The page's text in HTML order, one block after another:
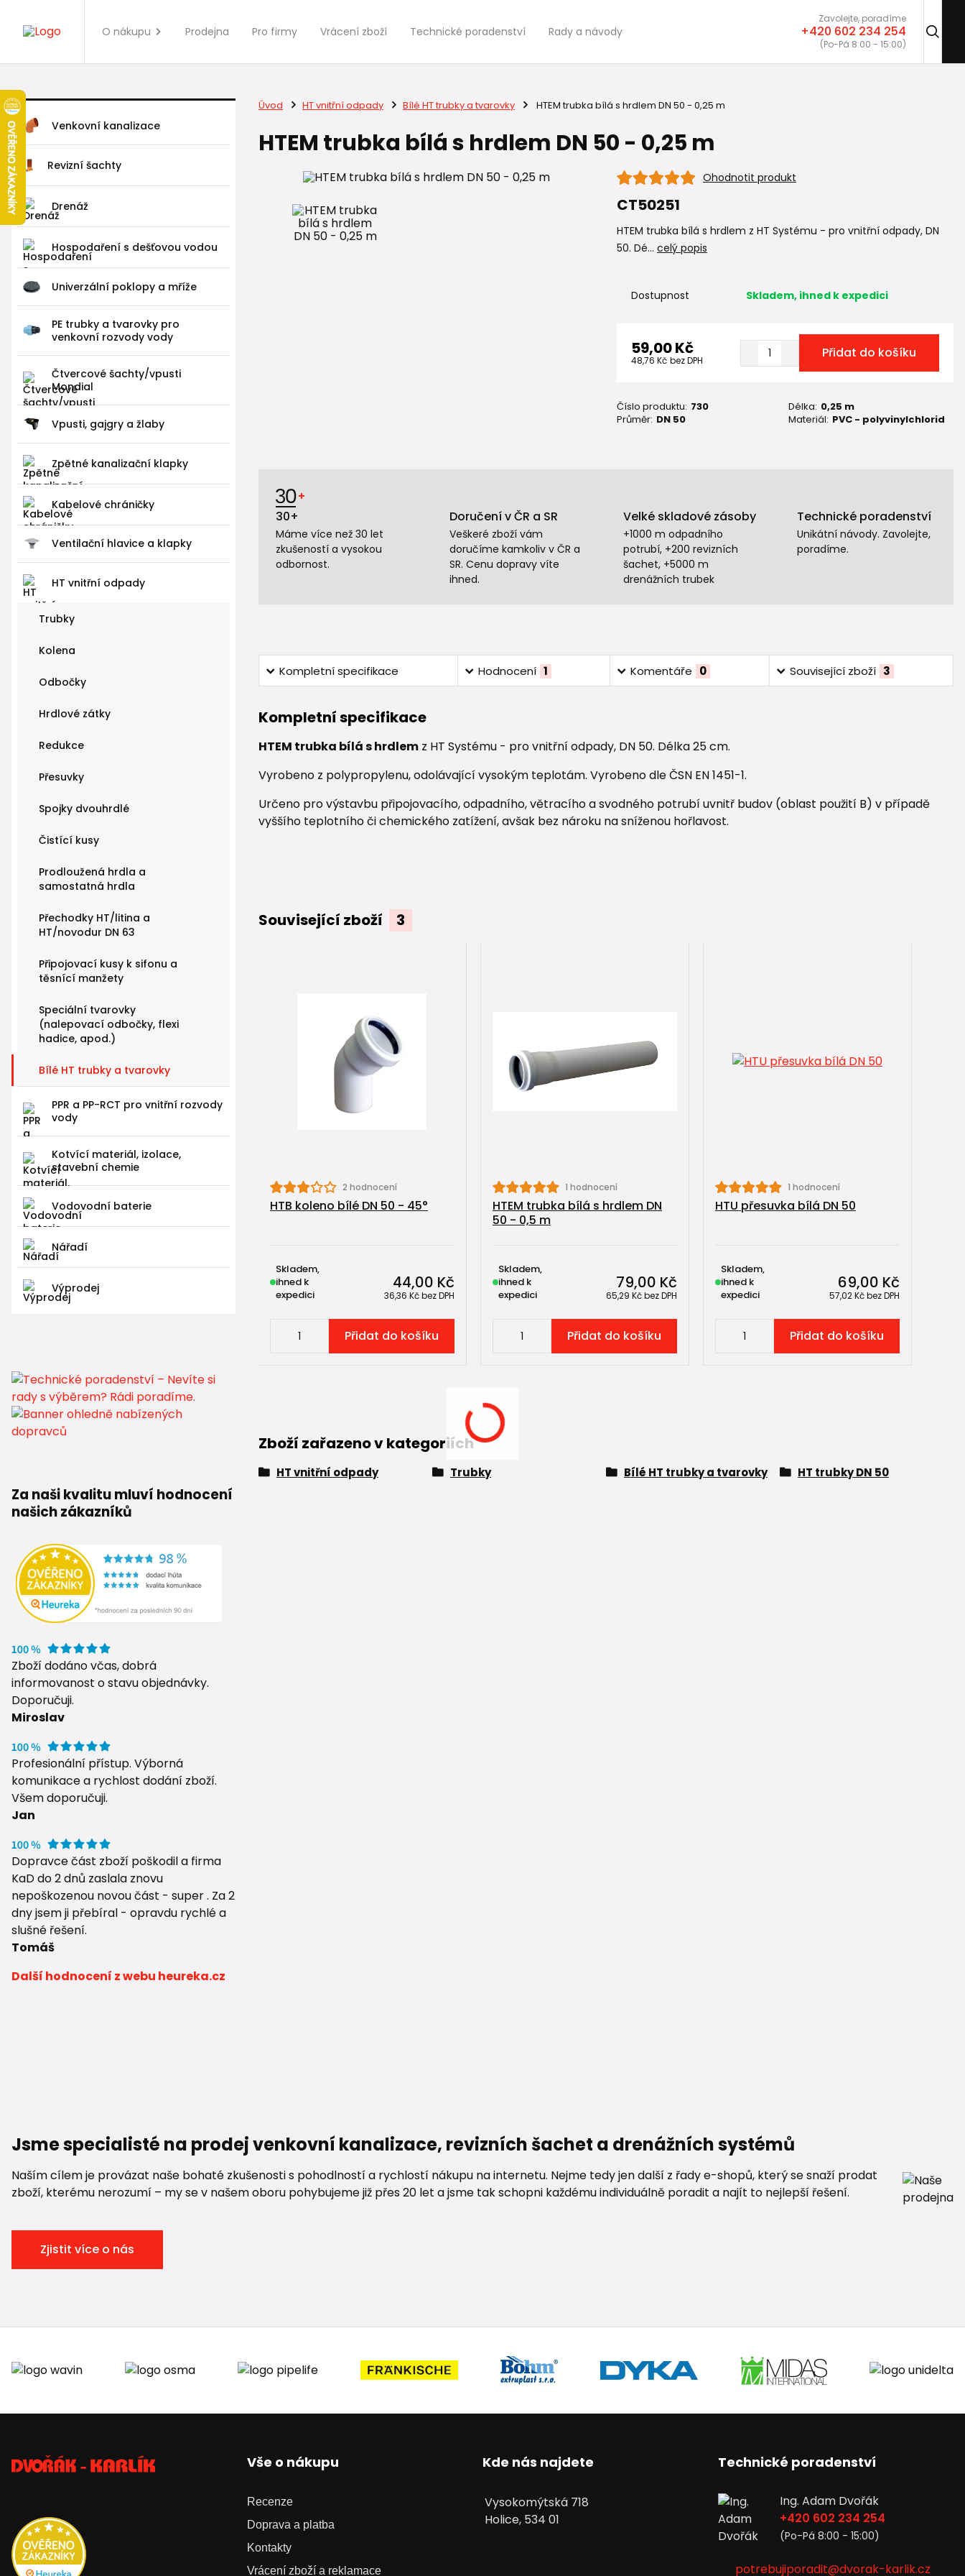
O nákupu Prodejna Pro firmy Vrácení zboží Technické poradenství Rady a návody
Zavolejte, poradíme
+420 602 234 254
(Po-Pá 8:00 - 15:00)
Venkovní kanalizace
Revizní šachty
Drenáž
Hospodaření s dešťovou vodou
Univerzální poklopy a mříže
PE trubky a tvarovky pro
venkovní rozvody vody
Čtvercové šachty/vpusti
Mondial
Vpusti, gajgry a žlaby
Zpětné kanalizační klapky
Kabelové chráničky
Ventilační hlavice a klapky
HT vnitřní odpady
Trubky
Kolena
Odbočky
Hrdlové zátky
Redukce
Přesuvky
Spojky dvouhrdlé
Čistící kusy
Prodloužená hrdla a
samostatná hrdla
Přechodky HT/litina a
HT/novodur DN 63
Připojovací kusy k sifonu a
těsnící manžety
Speciální tvarovky
(nalepovací odbočky, flexi
hadice, apod.)
Bílé HT trubky a tvarovky
PPR a PP-RCT pro vnitřní rozvody
vody
Kotvící materiál, izolace,
stavební chemie
Vodovodní baterie
Nářadí
Výprodej
Za naši kvalitu mluví hodnocení
našich zákazníků
Zboží dodáno včas, dobrá
informovanost o stavu objednávky.
Doporučuji.
Miroslav
Profesionální přístup. Výborná
komunikace a rychlost dodání zboží.
Všem doporučuji.
Jan
Dopravce část zboží poškodil a firma
KaD do 2 dnů zaslala znovu
nepoškozenou novou část - super . Za 2
dny jsem ji přebíral - opravdu rychlé a
slušné řešení.
Tomáš
Další hodnocení z webu heureka.cz
Úvod HT vnitřní odpady Bílé HT trubky a tvarovky HTEM trubka bílá s hrdlem DN 50 - 0,25 m
HTEM trubka bílá s hrdlem DN 50 - 0,25 m
Ohodnotit produkt
CT50251
HTEM trubka bílá s hrdlem z HT Systému - pro vnitřní odpady, DN
50. Dé... celý popis
Dostupnost Skladem, ihned k expedici
59,00 Kč
48,76 Kč bez DPH Přidat do košíku
Číslo produktu: 730 Délka: 0,25 m
Průměr: DN 50 Materiál: PVC - polyvinylchlorid
30+
Máme více než 30 let
zkušeností a vysokou
odbornost.
Doručení v ČR a SR
Veškeré zboží vám
doručíme kamkoliv v ČR a
SR. Cenu dopravy víte
ihned.
Velké skladové zásoby
+1000 m odpadního
potrubí, +200 revizních
šachet, +5000 m
drenážních trubek
Technické poradenství
Unikátní návody. Zavolejte,
poradíme.
Kompletní specifikace Hodnocení 1 Komentáře 0 Související zboží 3
Kompletní specifikace
HTEM trubka bílá s hrdlemz HT Systému - pro vnitřní odpady, DN 50. Délka 25 cm.
Vyrobeno z polypropylenu, odolávající vysokým teplotám. Vyrobeno dle ČSN EN 1451-1.
Určeno pro výstavbu připojovacího, odpadního, větracího a svodného potrubí uvnitř budov (oblast použití B) v případě
vyššího teplotního či chemického zatížení, avšak bez nároku na sníženou hořlavost.
Související zboží 3
2 hodnocení
HTB koleno bílé DN 50 - 45°
44,00 Kč
36,36 Kčbez DPH
Skladem,
ihned k
expedici
Přidat do košíku
1 hodnocení
HTEM trubka bílá s hrdlem DN
50 - 0,5 m
79,00 Kč
65,29 Kčbez DPH
Skladem,
ihned k
expedici
Přidat do košíku
1 hodnocení
HTU přesuvka bílá DN 50
69,00 Kč
57,02 Kčbez DPH
Skladem,
ihned k
expedici
Přidat do košíku
Zboží zařazeno v kategoriích
HT vnitřní odpady Trubky Bílé HT trubky a tvarovky HT trubky DN 50
Jsme specialisté na prodej venkovní kanalizace, revizních šachet a drenážních systémů
Naším cílem je provázat naše bohaté zkušenosti s pohodlností a rychlostí nákupu na internetu. Nejme tedy jen další z řady e-shopů, který se snaží prodat
zboží, kterému nerozumí – my se v našem oboru pohybujeme již přes 20 let a jsme tak schopni každému individuálně poradit a najít to nejlepší řešení.
Zjistit více o nás
Vše o nákupu
Recenze
Doprava a platba
Kontakty
Vrácení zboží a reklamace
Kde nás najdete
Vysokomýtská 718
Holice, 534 01
Technické poradenství
Ing. Adam Dvořák
+420 602 234 254
(Po-Pá 8:00 - 15:00)
potrebujiporadit@dvorak-karlik.cz